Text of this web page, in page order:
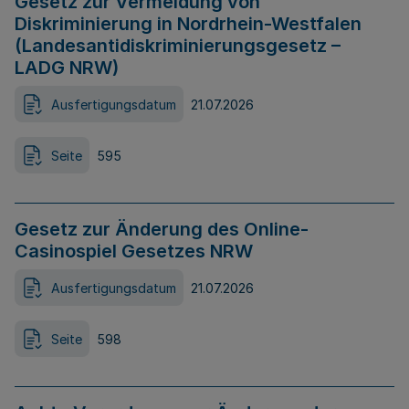
Diskriminierung in Nordrhein-Westfalen
(Landesantidiskriminierungsgesetz –
LADG NRW)
Ausfertigungsdatum 21.07.2026
Seite 595
Gesetz zur Änderung des Online-
Casinospiel Gesetzes NRW
Ausfertigungsdatum 21.07.2026
Seite 598